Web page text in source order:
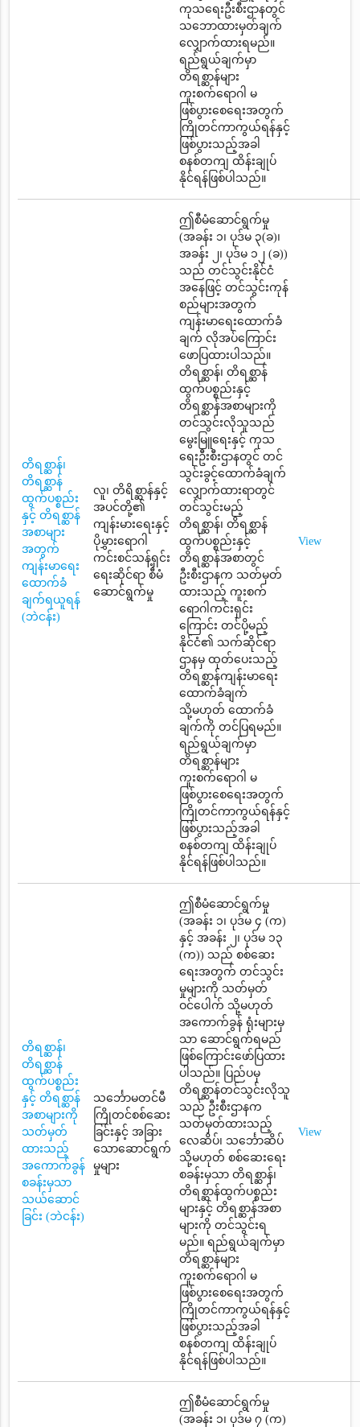
ကုသရေးဦးစီးဌာနတွင်
သဘောထားမှတ်ချက်
လျှောက်ထားရမည်။
ရည်ရွယ်ချက်မှာ
တိရစ္ဆာန်များ
ကူးစက်ရောဂါ မ
ဖြစ်ပွားစေရေးအတွက်
ကြိုတင်ကာကွယ်ရန်နှင့်
ဖြစ်ပွားသည့်အခါ
စနစ်တကျ ထိန်းချုပ်
နိုင်ရန်ဖြစ်ပါသည်။
တိရစ္ဆာန်၊
တိရစ္ဆာန်
ထွက်ပစ္စည်း
နှင့် တိရစ္ဆာန်
အစာများ
အတွက်
ကျန်းမာရေး
ထောက်ခံ
ချက်ရယူရန်
(ဘဲငန်း)
လူ၊ တိရိစ္ဆာန်နှင့်
အပင်တို့၏
ကျန်းမားရေးနှင့်
ပိုမွှားရောဂါ
ကင်းစင်သန့်ရှင်း
ရေးဆိုင်ရာ စီမံ
ဆောင်ရွက်မှု
ဤစီမံဆောင်ရွက်မှု
(အခန်း ၁၊ ပုဒ်မ ၃(ခ)၊
အခန်း ၂၊ ပုဒ်မ ၁၂ (ခ))
သည် တင်သွင်းနိုင်ငံ
အနေဖြင့် တင်သွင်းကုန်
စည်များအတွက်
ကျန်းမာရေးထောက်ခံ
ချက် လိုအပ်ကြောင်း
ဖောပြထားပါသည်။
တိရစ္ဆာန်၊ တိရစ္ဆာန်
ထွက်ပစ္စည်းနှင့်
တိရစ္ဆာန်အစာများကို
တင်သွင်းလိုသူသည်
မွေးမြူရေးနှင့် ကုသ
ရေးဦးစီးဌာနတွင် တင်
သွင်းခွင့်ထောက်ခံချက်
လျှောက်ထားရာတွင်
တင်သွင်းမည့်
တိရစ္ဆာန်၊ တိရစ္ဆာန်
ထွက်ပစ္စည်းနှင့်
တိရစ္ဆာန်အစာတွင်
ဦးစီးဌာနက သတ်မှတ်
ထားသည့် ကူးစက်
ရောဂါကင်းရှင်း
ကြောင်း တင်ပို့မည့်
နိုင်ငံ၏ သက်ဆိုင်ရာ
ဌာနမှ ထုတ်ပေးသည့်
တိရစ္ဆာန်ကျန်းမာရေး
ထောက်ခံချက်
သို့မဟုတ် ထောက်ခံ
ချက်ကို တင်ပြရမည်။
ရည်ရွယ်ချက်မှာ
တိရစ္ဆာန်များ
ကူးစက်ရောဂါ မ
ဖြစ်ပွားစေရေးအတွက်
ကြိုတင်ကာကွယ်ရန်နှင့်
ဖြစ်ပွားသည့်အခါ
စနစ်တကျ ထိန်းချုပ်
နိုင်ရန်ဖြစ်ပါသည်။
View
တိရစ္ဆာန်၊
တိရစ္ဆာန်
ထွက်ပစ္စည်း
နှင့် တိရစ္ဆာန်
အစာများကို
သတ်မှတ်
ထားသည့်
အကောက်ခွန်
စခန်းမှသာ
သယ်ဆောင်
ခြင်း (ဘဲငန်း)
သင်္ဘောမတင်မီ
ကြိုတင်စစ်ဆေး
ခြင်းနှင့် အခြား
သောဆောင်ရွက်
မှုများ
ဤစီမံဆောင်ရွက်မှု
(အခန်း ၁၊ ပုဒ်မ ၄ (က)
နှင့် အခန်း ၂၊ ပုဒ်မ ၁၃
(က)) သည် စစ်ဆေး
ရေးအတွက် တင်သွင်း
မှုများကို သတ်မှတ်
ဝင်ပေါက် သို့မဟုတ်
အကောက်ခွန် ရုံးများမှ
သာ ဆောင်ရွက်ရမည်
ဖြစ်ကြောင်းဖော်ပြထား
ပါသည်။ ပြည်ပမှ
တိရစ္ဆာန်တင်သွင်းလိုသူ
သည် ဦးစီးဌာနက
သတ်မှတ်ထားသည့်
လေဆိပ်၊ သင်္ဘောဆိပ်
သို့မဟုတ် စစ်ဆေးရေး
စခန်းမှသာ တိရစ္ဆာန်၊
တိရစ္ဆာန်ထွက်ပစ္စည်း
များနှင့် တိရစ္ဆာန်အစာ
များကို တင်သွင်းရ
မည်။ ရည်ရွယ်ချက်မှာ
တိရစ္ဆာန်များ
ကူးစက်ရောဂါ မ
ဖြစ်ပွားစေရေးအတွက်
ကြိုတင်ကာကွယ်ရန်နှင့်
ဖြစ်ပွားသည့်အခါ
စနစ်တကျ ထိန်းချုပ်
နိုင်ရန်ဖြစ်ပါသည်။
View
ဤစီမံဆောင်ရွက်မှု
(အခန်း ၁၊ ပုဒ်မ ၇ (က)